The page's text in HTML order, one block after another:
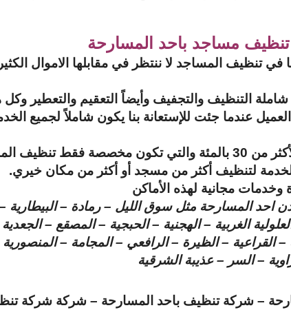
مساجد باحد المسارحة
في تنظيف المساجد لا ننتظر في مقابلها الاموال
التنظيف والتجفيف وأيضاً التعقيم والتعطير
عندما جئت للإستعانة بنا يكون شاملاً لجميع
الخيرية.
لتنظيف أكثر من مسجد أو أكثر من مكان خيري.
وخدمات مجانية لهذه الأماكن
المسارحة مثل سوق الليل – رمادة – البيطارية –
الغربية – الهجنية – الحبجية – المصقع –
القراعية – الظيرة – الرافعي – المجامة –
– السر – عذيبة الشرقية
– شركة تنظيف باحد المسارحة – شركة شركة